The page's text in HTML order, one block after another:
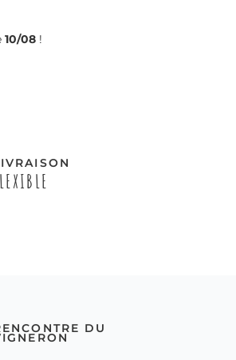
10/08 !
DU